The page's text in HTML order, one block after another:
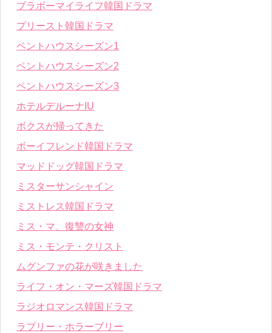
ブラボーマイライフ韓国ドラマ
プリースト韓国ドラマ
ペントハウスシーズン1
ペントハウスシーズン2
ペントハウスシーズン3
ホテルデルーナIU
ボクスが帰ってきた
ボーイフレンド韓国ドラマ
マッドドッグ韓国ドラマ
ミスターサンシャイン
ミストレス韓国ドラマ
ミス・マ、復讐の女神
ミス・モンテ・クリスト
ムグンファの花が咲きました
ライフ・オン・マーズ韓国ドラマ
ラジオロマンス韓国ドラマ
ラブリー・ホラーブリー